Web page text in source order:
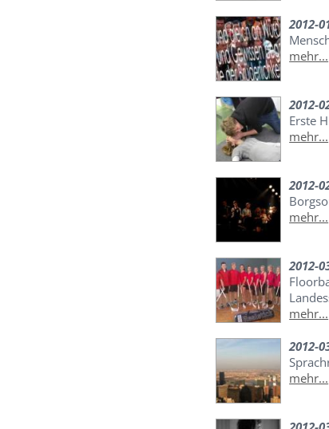
2012-
mehr...
2012-
Erste
mehr...
2012-
mehr...
2012-
mehr...
2012-
mehr...